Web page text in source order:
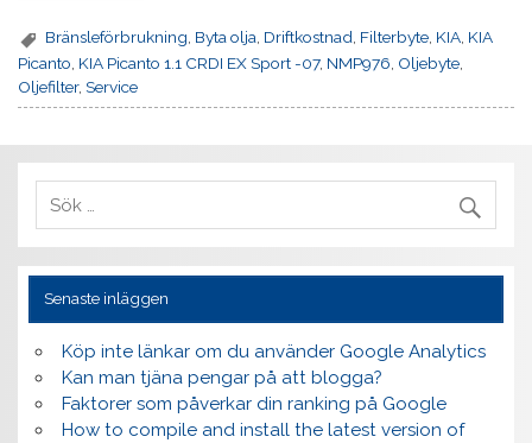
Bränsleförbrukning Byta olja Driftkostnad Filterbyte KIA KIA
Picanto KIA Picanto 1.1 CRDI EX Sport -07, NMP976 Oljebyte
Oljefilter,Service
Senaste inläggen
Köp inte länkar om du använder Google Analytics
Kan man tjäna pengar på att blogga?
Faktorer som påverkar din ranking på Google
How to compile and install the latest version of